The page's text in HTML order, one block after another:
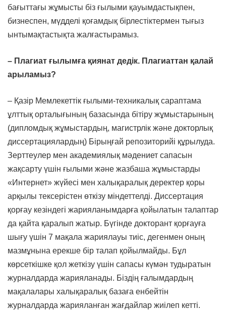
бағыттағы жұмысты біз ғылыми қауымдастықпен,
бизнеспен, мүдделі қоғамдық бірлестіктермен тығыз
ынтымақтастықта жалғастырамыз.
– Плагиат ғылымға қиянат дедік. Плагиаттан қалай
арыламыз?
– Қазір Мемлекеттік ғылыми-техникалық сараптама
ұлттық орталығының базасында бітіру жұмыстарының
(дипломдық жұмыстардың, магистрлік және докторлық
диссертациялардың) Бірыңғай репозиторийі құрылуда.
Зерттеулер мен академиялық мәдениет сапасын
жақсарту үшін ғылыми және жазбаша жұмыстарды
«Интернет» жүйесі мен халықаралық деректер қоры
арқылы тексерістен өткізу міндеттелді. Диссертация
қорғау кезіндегі жарияланымдарға қойылатын талаптар
да қайта қаралып жатыр. Бүгінде докторант қорғауға
шығу үшін 7 мақала жариялауы тиіс, дегенмен оның
мазмұнына ерекше бір талап қойылмайды. Бұл
көрсеткішке қол жеткізу үшін сапасы күмән тудыратын
журналдарда жарияланады. Біздің ғалымдардың
мақалалары халықаралық базаға енбейтін
журналдарда жарияланған жағдайлар жиілеп кетті.